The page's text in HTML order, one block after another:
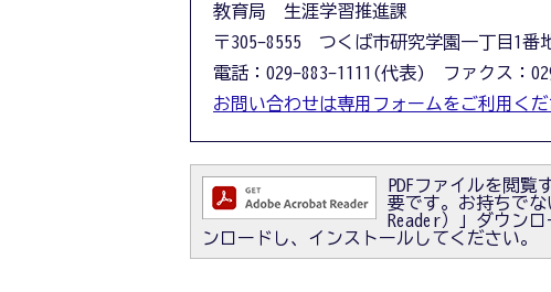
教育局 生涯学習推進課
〒305-8555 つくば市研究学園一丁目1番
電話：029-883-1111(代表) ファクス：
お問い合わせは専用フォームをご利用くだ
PDFファイルを閲覧
要です。お持ちでな
Reader）」ダウン
ンロードし、インストールしてください。